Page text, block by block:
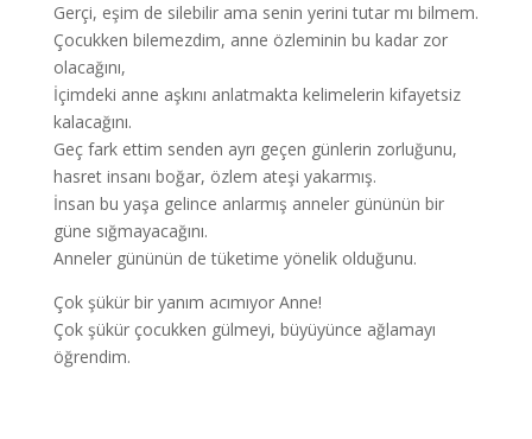
Gerçi, eşim de silebilir ama senin yerini tutar mı bilmem.
Çocukken bilemezdim, anne özleminin bu kadar zor
olacağını,
İçimdeki anne aşkını anlatmakta kelimelerin kifayetsiz
kalacağını.
Geç fark ettim senden ayrı geçen günlerin zorluğunu,
hasret insanı boğar, özlem ateşi yakarmış.
İnsan bu yaşa gelince anlarmış anneler gününün bir
güne sığmayacağını.
Anneler gününün de tüketime yönelik olduğunu.
Çok şükür bir yanım acımıyor Anne!
Çok şükür çocukken gülmeyi, büyüyünce ağlamayı
öğrendim.